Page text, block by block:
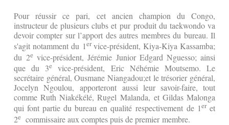
Pour réussir ce pari, cet ancien champion du Congo,
instructeur de plusieurs clubs et pur produit du taekwondo va
devoir compter sur l’apport des autres membres du bureau. Il
s'agit notamment du 1ervice-président, Kiya-Kiya Kassamba;
du 2evice-président, Jérémie Junior Edgard Nguesso; ainsi
que du 3e vice-président, Eric Néhémie Moutsemo. Le
secrétaire général, Ousmane Niangadou;et le trésorier général,
Jocelyn Ngoulou, apporteront aussi leur savoir-faire, tout
comme Ruth Niakékélé, Rugel Malanda, et Gildas Malonga
qui font partie du bureau en qualité respectivement de 1eret
2e commissaire aux comptes puis de premier membre.